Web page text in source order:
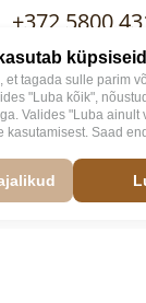
+372 5800
küpsiseid
et tagada sulle parim
"Luba kõik",
Valides "Luba ainult
kasutamisest. Saad